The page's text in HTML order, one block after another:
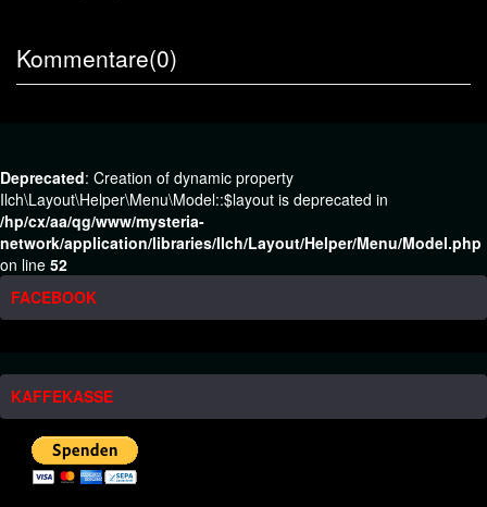
Kommentare(0)
Deprecated: Creation of dynamic property
Ilch\Layout\Helper\Menu\Model::$layout is deprecated in
/hp/cx/aa/qg/www/mysteria-
network/application/libraries/Ilch/Layout/Helper/Menu/Model.php
on line 52
FACEBOOK
KAFFEKASSE